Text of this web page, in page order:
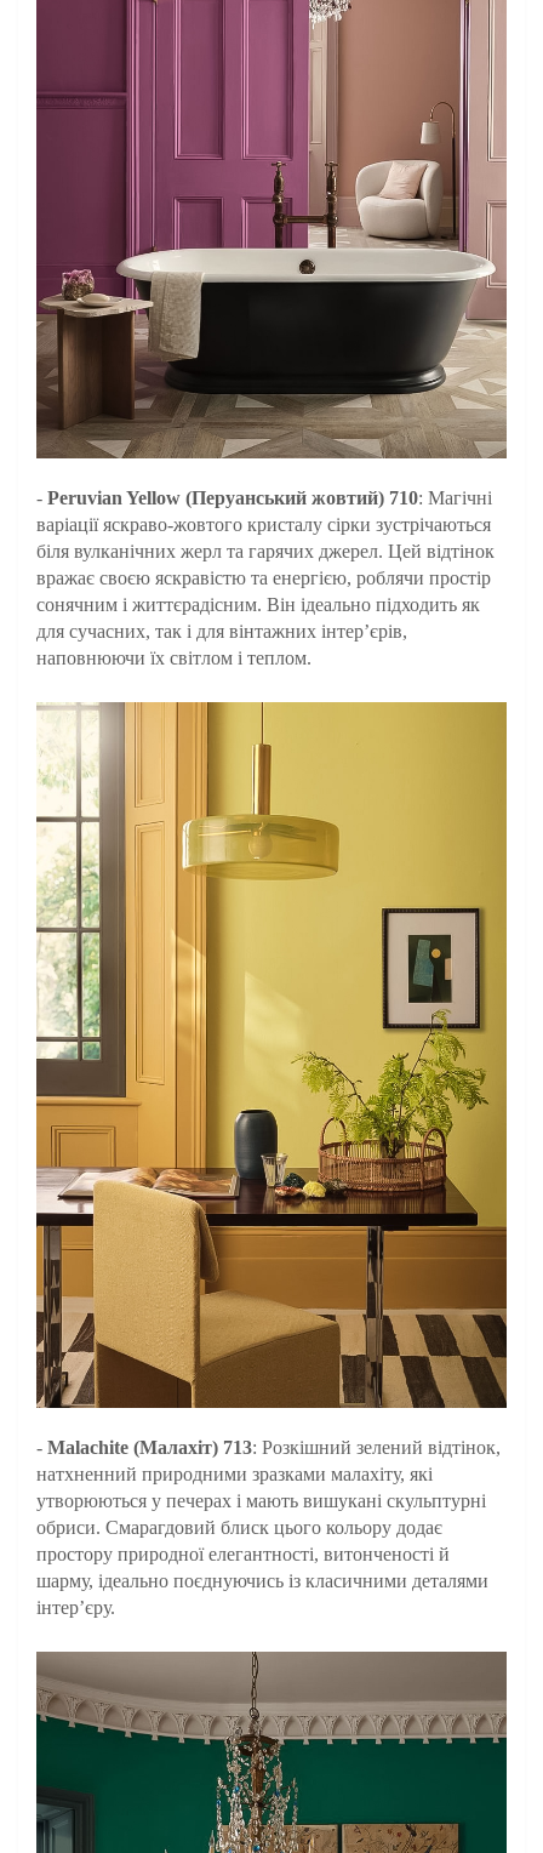
- Peruvian Yellow (Перуанський жовтий) 710: Магічні
варіації яскраво-жовтого кристалу сірки зустрічаються
біля вулканічних жерл та гарячих джерел. Цей відтінок
вражає своєю яскравістю та енергією, роблячи простір
сонячним і життєрадісним. Він ідеально підходить як
для сучасних, так і для вінтажних інтер’єрів,
наповнюючи їх світлом і теплом.
- Malachite (Малахіт) 713: Розкішний зелений відтінок,
натхненний природними зразками малахіту, які
утворюються у печерах і мають вишукані скульптурні
обриси. Смарагдовий блиск цього кольору додає
простору природної елегантності, витонченості й
шарму, ідеально поєднуючись із класичними деталями
інтер’єру.